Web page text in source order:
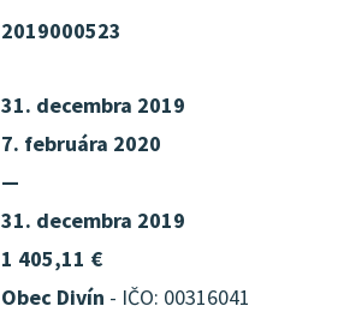
2019000523
31. decembra 2019
7. februára 2020
—
31. decembra 2019
1 405,11 €
Obec Divín - IČO: 00316041